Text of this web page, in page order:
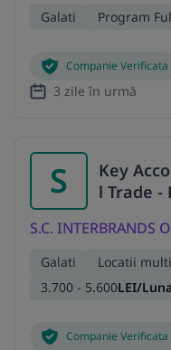
Galati Program
Companie Verificata
3 zile în urmă
S
Key
l Trade
S.C. INTERBRANDS
Galati Locatii
3.700 - 5.600LEI/Luna
Companie Verificata